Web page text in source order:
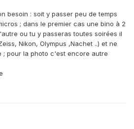
besoin : soit y passer peu de temps
; dans le premier cas une bino à 2
ou tu y passeras toutes soirées il
Nikon, Olympus ,Nachet ..) et ne
; pour la photo c'est encore autre